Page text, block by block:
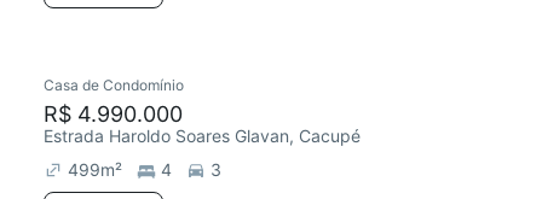
Casa de Condomínio
R$ 4.990.000
Estrada Haroldo Soares Glavan, Cacupé
499m² 4
3